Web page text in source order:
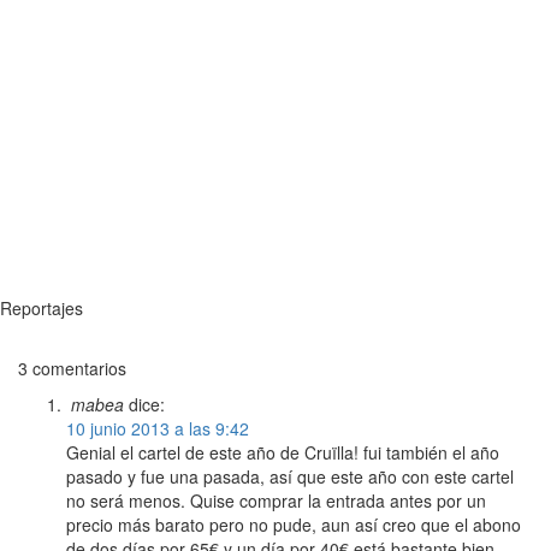
Reportajes
3 comentarios
mabea dice:
10 junio 2013 a las 9:42
Genial el cartel de este año de Cruïlla! fui también el año
pasado y fue una pasada, así que este año con este cartel
no será menos. Quise comprar la entrada antes por un
precio más barato pero no pude, aun así creo que el abono